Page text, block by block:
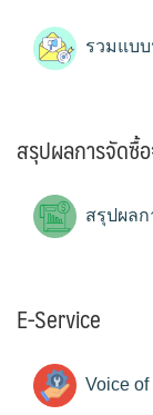
รวมแบ
สรุปผลการจัดซื้
สรุปผล
E-Service
Voice of